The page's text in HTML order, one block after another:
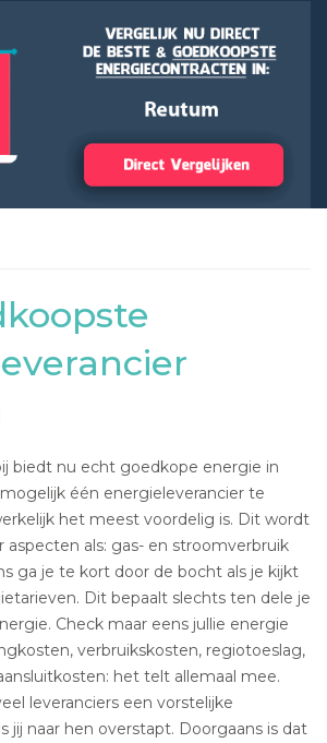
biedt nu echt goedkope energie in
één energieleverancier te
het meest voordelig is. Dit wordt
aspecten als: gas- en stroomverbruik
ga je te kort door de bocht als je kijkt
Dit bepaalt slechts ten dele je
Check maar eens jullie energie
verbruikskosten, regiotoeslag,
het telt allemaal mee.
leveranciers een vorstelijke
jij naar hen overstapt. Doorgaans is dat